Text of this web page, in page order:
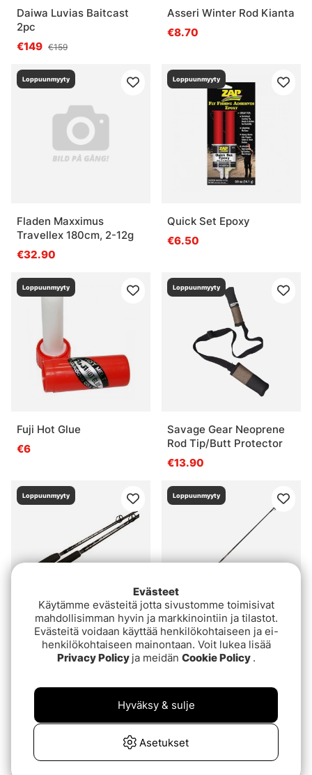
Daiwa Luvias Baitcast
2pc
€149 €159
Asseri Winter Rod Kianta
€8.70
Loppuunmyyty
Fladen Maxximus
Travellex 180cm, 2-12g
€32.90
Loppuunmyyty
Quick Set Epoxy
€6.50
Loppuunmyyty
Fuji Hot Glue
€6
Loppuunmyyty
Savage Gear Neoprene
Rod Tip/Butt Protector
€13.90
Loppuunmyyty
BFT Blue Water Halibut
7' Black Edition 30lb,
Loppuunmyyty
Gunki D.O.T.S- Spin S-
160UL 0,5-3g
Loppuunmyyty
Evästeet
Käytämme evästeitä jotta sivustomme toimisivat
mahdollisimman hyvin ja markkinointiin ja tilastot.
Evästeitä voidaan käyttää henkilökohtaiseen ja ei-
henkilökohtaiseen mainontaan. Voit lukea lisää
Privacy Policy ja meidän Cookie Policy .
Asetukset
Hyväksy & sulje